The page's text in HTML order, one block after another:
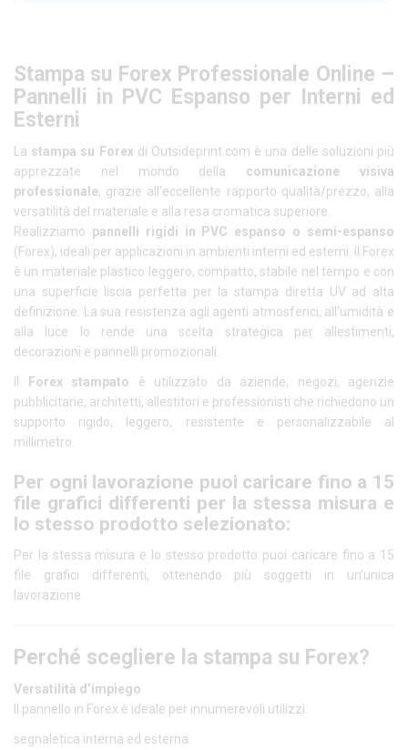
Stampa su Forex Professionale Online –
Pannelli in PVC Espanso per Interni ed
Esterni
La stampa su Forexdi Outsideprint.com è una delle soluzioni più
apprezzate nel mondo della comunicazione visiva
professionale, grazie all’eccellente rapporto qualità/prezzo, alla
versatilità del materiale e alla resa cromatica superiore.
Realizziamo pannelli rigidi in PVC espanso o semi-espanso
(Forex), ideali per applicazioni in ambienti interni ed esterni. Il Forex
è un materiale plastico leggero, compatto, stabile nel tempo e con
una superficie liscia perfetta per la stampa diretta UV ad alta
definizione. La sua resistenza agli agenti atmosferici, all’umidità e
alla luce lo rende una scelta strategica per allestimenti,
decorazioni e pannelli promozionali.
Forex stampato è utilizzato da aziende, negozi, agenzie
pubblicitarie, architetti, allestitori e professionisti che richiedono un
supporto rigido, leggero, resistente e personalizzabile al
millimetro.
Per ogni lavorazione puoi caricare fino a 15
file grafici differenti per la stessa misura e
lo stesso prodotto selezionato:
Per la stessa misura e lo stesso prodotto puoi caricare fino a 15
file grafici differenti, ottenendo più soggetti in un'unica
lavorazione.
Perché scegliere la stampa su Forex?
Versatilità d’impiego
Il pannello in Forex è ideale per innumerevoli utilizzi:
segnaletica interna ed esterna